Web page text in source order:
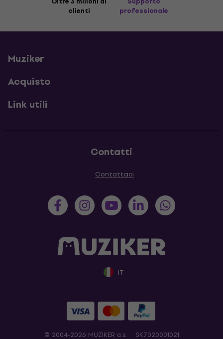
clienti
professionale
Muziker
Acquisto
Link utili
Contatti
Contattaci
IT
© 2004-2026 MUZIKER a.s. SK7020001021